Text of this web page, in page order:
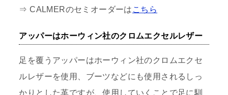
⇒ CALMERのセミオーダーは こちら
アッパーはホーウィン社のクロムエクセルレザー
足を覆うアッパーはホーウィン社のクロムエクセ
ルレザーを使用、ブーツなどにも使用されるしっ
かりとした革ですが、使用していくことで足に馴